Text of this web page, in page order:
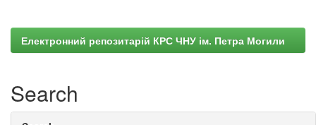
Електронний репозитарій КРС ЧНУ ім. Петра Могили
Search